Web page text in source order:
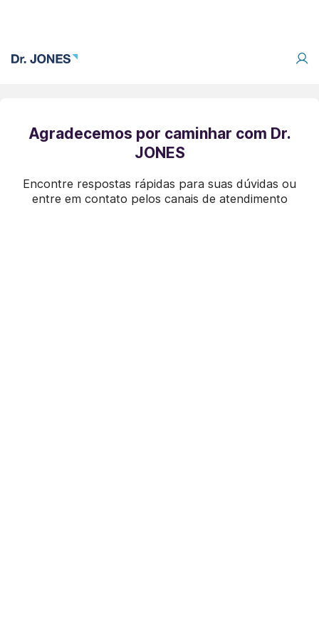
Agradecemos por caminhar com Dr.
JONES
Encontre respostas rápidas para suas dúvidas ou
entre em contato pelos canais de atendimento